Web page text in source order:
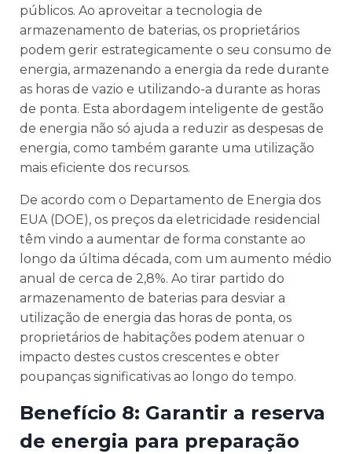
públicos. Ao aproveitar a tecnologia de
armazenamento de baterias, os proprietários
podem gerir estrategicamente o seu consumo de
energia, armazenando a energia da rede durante
as horas de vazio e utilizando-a durante as horas
de ponta. Esta abordagem inteligente de gestão
de energia não só ajuda a reduzir as despesas de
energia, como também garante uma utilização
mais eficiente dos recursos.
De acordo com o Departamento de Energia dos
EUA (DOE), os preços da eletricidade residencial
têm vindo a aumentar de forma constante ao
longo da última década, com um aumento médio
anual de cerca de 2,8%. Ao tirar partido do
armazenamento de baterias para desviar a
utilização de energia das horas de ponta, os
proprietários de habitações podem atenuar o
impacto destes custos crescentes e obter
poupanças significativas ao longo do tempo.
Benefício 8: Garantir a reserva
de energia para preparação